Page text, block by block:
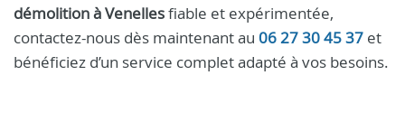
démolition à Venellesfiable et expérimentée,
contactez-nous dès maintenant au 06 27 30 45 37 et
bénéficiez d’un service complet adapté à vos besoins.